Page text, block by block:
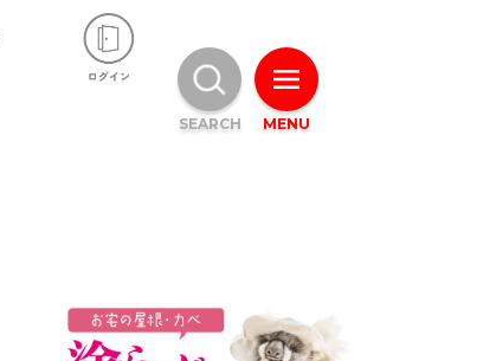
MENU
SEARCH